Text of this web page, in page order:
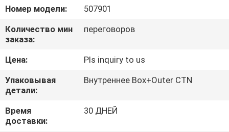
ПРОВЕРКА
КАЧЕСТВА
СВЯЖИТЕСЬ
МЫ
НОВОСТИ
Номер модели:
507901
Количество мин
заказа:
переговоров
Цена:
Pls inquiry to us
Упаковывая
детали:
Внутреннее Box+Outer CTN
Время
доставки:
30 ДНЕЙ